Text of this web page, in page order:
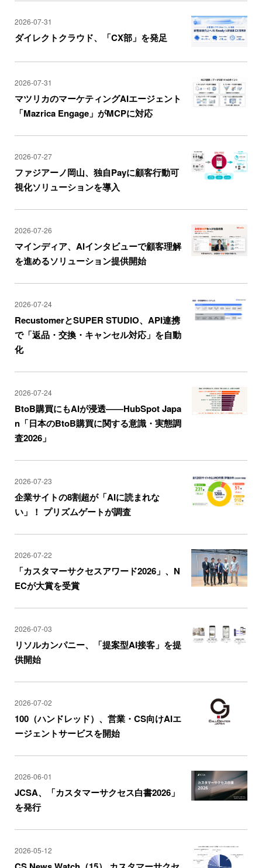
2026-07-31
ダイレクトクラウド、「CX部」を発足
2026-07-31
マツリカのマーケティングAIエージェント
「Mazrica Engage」がMCPに対応
2026-07-27
ファジアーノ岡山、独自Payに顧客行動可
視化ソリューションを導入
2026-07-26
マインディア、AIインタビューで顧客理解
を進めるソリューション提供開始
2026-07-24
RecustomerとSUPER STUDIO、API連携
で「返品・交換・キャンセル対応」を自動
化
2026-07-24
BtoB購買にもAIが浸透――HubSpot Japa
n「日本のBtoB購買に関する意識・実態調
査2026」
2026-07-23
企業サイトの8割超が「AIに読まれな
い」！ プリズムゲートが調査
2026-07-22
「カスタマーサクセスアワード2026」、N
ECが大賞を受賞
2026-07-03
リソルカンパニー、「提案型AI接客」を提
供開始
2026-07-02
100（ハンドレッド）、営業・CS向けAIエ
ージェントサービスを開始
2026-06-01
JCSA、「カスタマーサクセス白書2026」
を発行
2026-05-12